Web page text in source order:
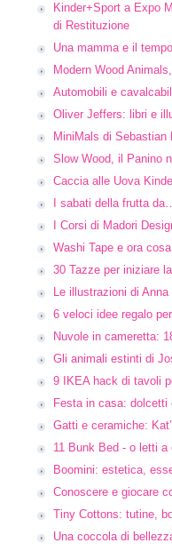
Kinder+Sport a Expo
di Restituzione
Una mamma e il
Modern Wood
Automobili e
Oliver Jeffers: libri e
MiniMals di Sebastian
Slow Wood, il Panino
Caccia alle Uova
I sabati della frutta
I Corsi di Madori
Washi Tape e ora
30 Tazze per iniziare
Le illustrazioni di Anna
6 veloci idee regalo
Nuvole in cameretta:
Gli animali estinti di
9 IKEA hack di tavoli
Festa in casa:
Gatti e ceramiche:
11 Bunk Bed - o letti
Boomini: estetica,
Conoscere e giocare
Tiny Cottons: tutine,
Una coccola di